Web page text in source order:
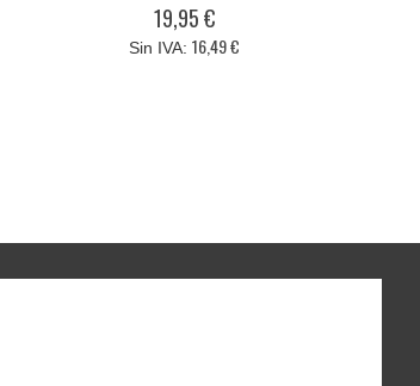
19,95 €
16,49 €